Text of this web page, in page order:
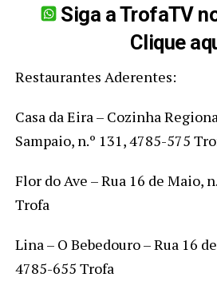
Siga a TrofaTV
Clique
Restaurantes Aderentes:
Casa da Eira – Cozinha
Sampaio, n.º 131, 4785-575
Flor do Ave – Rua 16 de Maio,
Trofa
Lina – O Bebedouro – Rua 16
4785-655 Trofa